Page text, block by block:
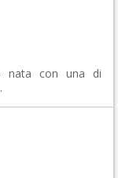
nata con una di